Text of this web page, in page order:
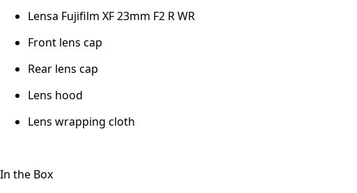
Lensa Fujifilm XF 23mm F2 R WR
Front lens cap
Rear lens cap
Lens hood
Lens wrapping cloth
In the Box